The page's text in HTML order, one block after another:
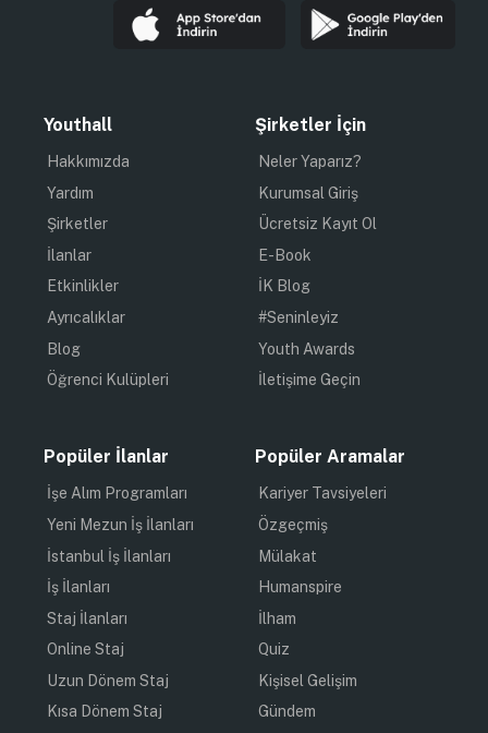
Youthall
Hakkımızda
Yardım
Şirketler
İlanlar
Etkinlikler
Ayrıcalıklar
Blog
Öğrenci Kulüpleri
Şirketler İçin
Neler Yaparız?
Kurumsal Giriş
Ücretsiz Kayıt Ol
E-Book
İK Blog
#Seninleyiz
Youth Awards
İletişime Geçin
Popüler İlanlar
İşe Alım Programları
Yeni Mezun İş İlanları
İstanbul İş İlanları
İş İlanları
Staj İlanları
Online Staj
Uzun Dönem Staj
Kısa Dönem Staj
Popüler Aramalar
Kariyer Tavsiyeleri
Özgeçmiş
Mülakat
Humanspire
İlham
Quiz
Kişisel Gelişim
Gündem